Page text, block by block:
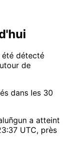
été détecté
de
dans les 30
a atteint
UTC, près